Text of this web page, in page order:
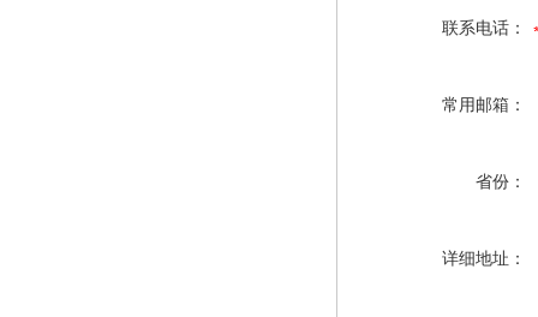
联系电话：
常用邮箱：
省份：
详细地址：